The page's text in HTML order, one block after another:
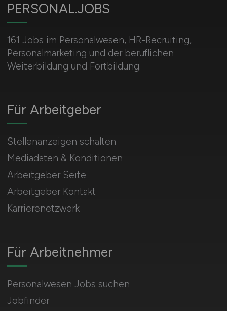
PERSONAL.JOBS
161 Jobs im Personalwesen, HR-Recruiting,
Personalmarketing und der beruflichen
Weiterbildung und Fortbildung.
Für Arbeitnehmer
Personalwesen Jobs suchen
Jobfinder
Für Arbeitgeber
Stellenanzeigen schalten
Mediadaten & Konditionen
Arbeitgeber Seite
Arbeitgeber Kontakt
Karrierenetzwerk